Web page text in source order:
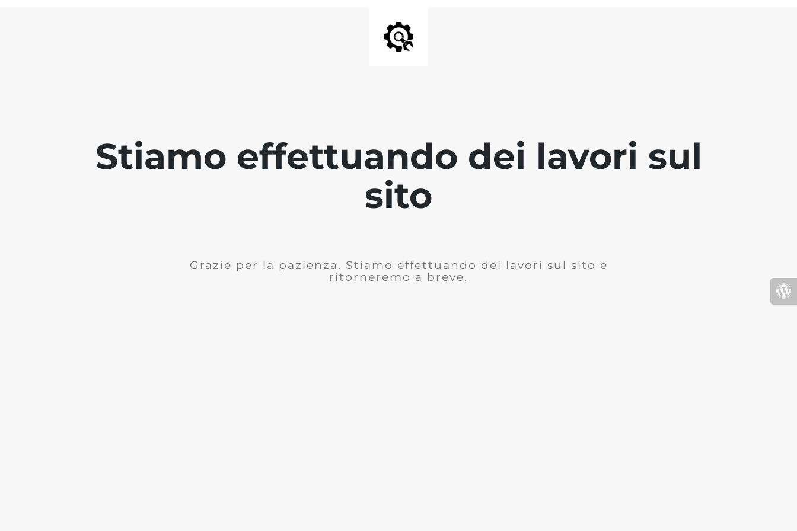
Stiamo effettuando dei lavori sul
sito
Grazie per la pazienza. Stiamo effettuando dei lavori sul sito e
ritorneremo a breve.